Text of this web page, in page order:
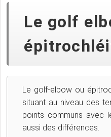
Le golf
Le golf-elbow ou
situant au niveau des
points communs avec
aussi des différences.